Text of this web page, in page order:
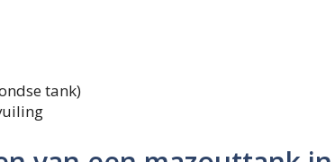
tank)